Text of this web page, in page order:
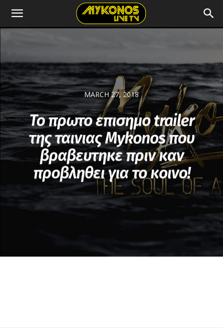
MARCH 27, 2018
Το πρωτο επισημο trailer
της ταινιας Mykonos που
βραβευτηκε πριν καν
προβληθει για το κοινο!